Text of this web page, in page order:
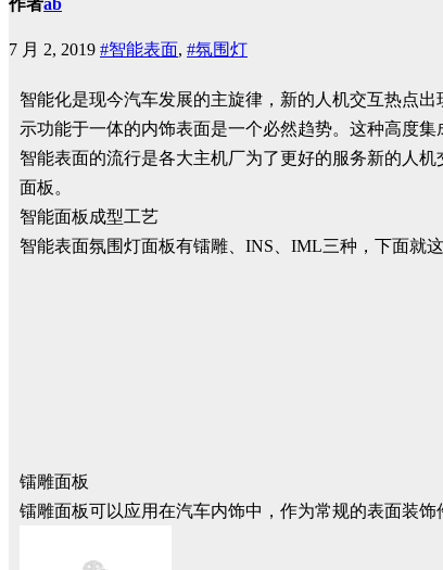
7 月 2, 2019 #智能表面, #氛围灯
智能化是现今汽车发展的主旋律，新的人机交互热点
示功能于一体的内饰表面是一个必然趋势。这种高度
智能表面的流行是各大主机厂为了更好的服务新的人
面板。
智能面板成型工艺
智能表面氛围灯面板有镭雕、INS、IML三种，下面就
镭雕面板
镭雕面板可以应用在汽车内饰中，作为常规的表面装